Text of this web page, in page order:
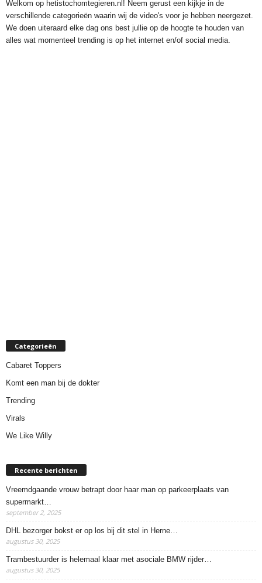
Welkom op hetistochomtegieren.nl! Neem gerust een kijkje in de
verschillende categorieën waarin wij de video's voor je hebben neergezet.
We doen uiteraard elke dag ons best jullie op de hoogte te houden van
alles wat momenteel trending is op het internet en/of social media.
Categorieën
Cabaret Toppers
Komt een man bij de dokter
Trending
Virals
We Like Willy
Recente berichten
Vreemdgaande vrouw betrapt door haar man op parkeerplaats van
supermarkt…
september 2, 2025
DHL bezorger bokst er op los bij dit stel in Herne…
augustus 30, 2025
Trambestuurder is helemaal klaar met asociale BMW rijder…
augustus 30, 2025